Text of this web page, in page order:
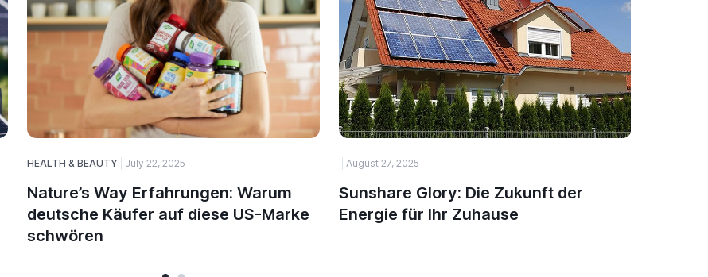
HEALTH & BEAUTY July 22, 2025
Nature’s Way Erfahrungen: Warum
deutsche Käufer auf diese US-Marke
schwören
August 27, 2025
Sunshare Glory: Die Zukunft der
Energie für Ihr Zuhause